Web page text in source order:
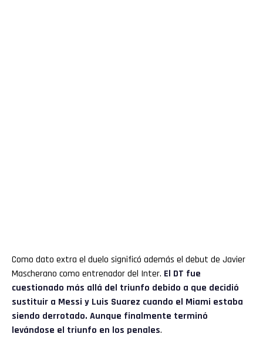
Como dato extra el duelo significó además el debut de Javier
Mascherano como entrenador del Inter. El DT fue
cuestionado más allá del triunfo debido a que decidió
sustituir a Messi y Luis Suarez cuando el Miami estaba
siendo derrotado. Aunque finalmente terminó
levándose el triunfo en los penales.